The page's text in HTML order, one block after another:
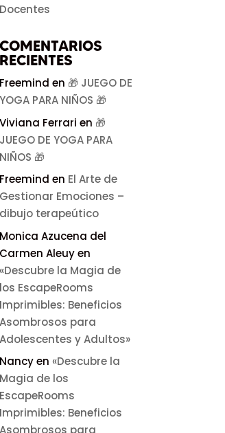
Docentes
COMENTARIOS
RECIENTES
Freemind en 🎁 JUEGO DE
YOGA PARA NIÑOS 🎁
Viviana Ferrari en 🎁
JUEGO DE YOGA PARA
NIÑOS 🎁
Freemind en El Arte de
Gestionar Emociones –
dibujo terapeútico
Monica Azucena del
Carmen Aleuyen
«Descubre la Magia de
los EscapeRooms
Imprimibles: Beneficios
Asombrosos para
Adolescentes y Adultos»
Nancyen «Descubre la
Magia de los
EscapeRooms
Imprimibles: Beneficios
Asombrosos para